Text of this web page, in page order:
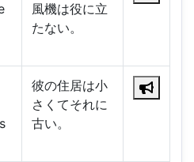
風機は役に立
たない。
彼の住居は小
さくてそれに
古い。